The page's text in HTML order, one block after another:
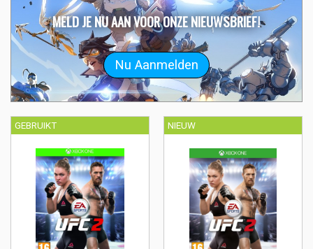
GEBRUIKT NIEUW
MELD JE NU AAN VOOR ONZE NIEUWSBRIEF!